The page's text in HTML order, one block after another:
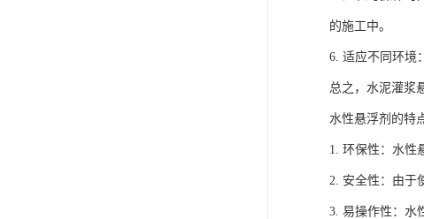
的施工中。
6. 适应不同环境
总之，水泥灌浆
水性悬浮剂的特
1. 环保性：水性
2. 安全性：由于
3. 易操作性：水